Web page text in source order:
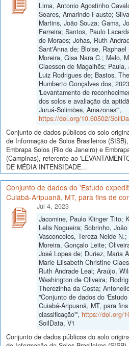
Lima, Antonio Agostinho
Soares, Amarindo Fausto;
Martins, João Souza; Gama,
Ferreira; Santos, Paulo
de Moraes; Johas, Ruth
Sant'Anna de; Bloise,
Moreira, Gisa Nara C.; Melo,
Claessen de Magalhẽs;
Luiz Rodrigues de; Bastos,
Humberto Gonçalves dos,
'Levantamento de
dos solos e avaliação da
Juruá-Solimões, Amazonas'",
https://doi.org/10.60502/
Conjunto de dados públicos do solo
de Informação de Solos Brasileiros
Embrapa Solos (Rio de Janeiro) e
(Campinas), referente ao
DE MÉDIA INTENSIDADE...
Conjunto de dados do 'Estudo
Cuiabá-Aripuanã, MT, para fins de
Jul 4, 2023
Jacomine, Paulo Klinger Tito;
Lelis Nogueira; Sobrinho,
Vasconcelos, Tereza Neide
Moreira, Gonçalo Leite;
José Lopes de; Duriez, Maria
Marie Elisabeth Christine
Ruth Andrade Leal; Araújo,
Washington de Oliveira;
Therezinha da Costa;
"Conjunto de dados do
Cuiabá-Aripuanã, MT, para
classificação'", https://doi.org/
SoilData, V1
Conjunto de dados públicos do solo